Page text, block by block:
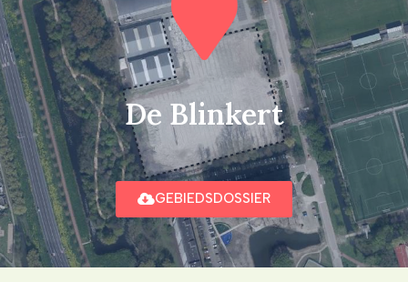
De Blinkert
GEBIEDSDOSSIER